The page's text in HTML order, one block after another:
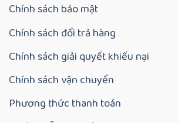
Chính sách bảo mật
Chính sách đổi trả hàng
Chính sách giải quyết khiếu nại
Chính sách vận chuyển
Phương thức thanh toán